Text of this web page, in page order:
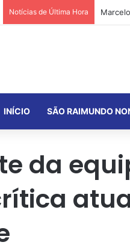
Notícias de Última Hora
INÍCIO SÃO RAIMUNDO
da